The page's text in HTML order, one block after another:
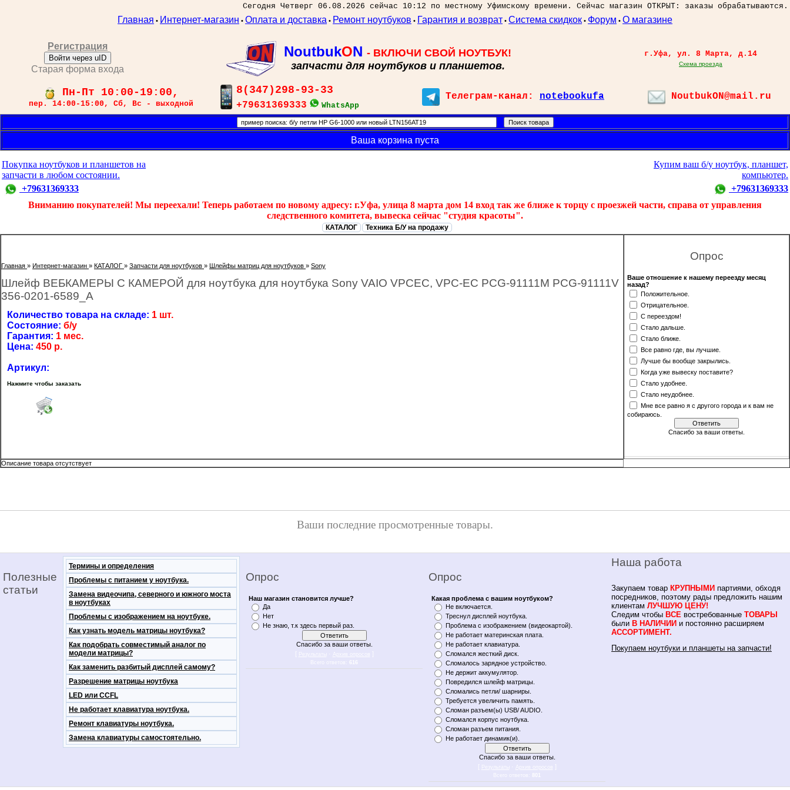
Сегодня Четверг 06.08.2026 сейчас 10:12 по местному Уфимскому времени. Сейчас магазин ОТКРЫТ: заказы обрабатываются.
Главная • Интернет-магазин • Оплата и доставка • Ремонт ноутбуков • Гарантия и возврат • Система скидкок • Форум • О магазине
Регистрация
Войти через uID
Старая форма входа
NoutbukON - ВКЛЮЧИ СВОЙ НОУТБУК!
запчасти для ноутбуков и планшетов.
г.Уфа, ул. 8 Марта, д.14
Схема проезда
Пн-Пт 10:00-19:00,
пер. 14:00-15:00, Сб, Вс - выходной
8(347)298-93-33
+79631369333 WhatsApp
Телеграм-канал: notebookufa NoutbukON@mail.ru
Ваша корзина пуста
Покупка ноутбуков и планшетов на
запчасти в любом состоянии.
+79631369333
Купим ваш б/у ноутбук, планшет,
компьютер.
+79631369333
Вниманию покупателей! Мы переехали! Теперь работаем по новому адресу: г.Уфа, улица 8 марта дом 14 вход так же ближе к торцу с проезжей части, справа от управления
следственного комитета, вывеска сейчас "студия красоты".
КАТАЛОГ Техника Б/У на продажу
Главная » Интернет-магазин » КАТАЛОГ » Запчасти для ноутбуков » Шлейфы матриц для ноутбуков » Sony
Шлейф ВЕБКАМЕРЫ С КАМЕРОЙ для ноутбука для ноутбука Sony VAIO VPCEC, VPC-EC PCG-91111M PCG-91111V
356-0201-6589_A
Количество товара на складе: 1 шт.
Состояние: б/у
Гарантия: 1 мес.
Цена: 450 р.
Артикул:
Нажмите чтобы заказать
Опрос
Ваше отношение к нашему переезду месяц
назад?
Положительное.
Отрицательное.
С переездом!
Стало дальше.
Стало ближе.
Все равно где, вы лучшие.
Лучше бы вообще закрылись.
Когда уже вывеску поставите?
Стало удобнее.
Стало неудобнее.
Мне все равно я с другого города и к вам не
собираюсь.
Спасибо за ваши ответы.
Описание товара отсутствует
Ваши последние просмотренные товары.
Полезные
статьи
Термины и определения
Проблемы с питанием у ноутбука.
Замена видеочипа, северного и южного моста
в ноутбуках
Проблемы с изображением на ноутбуке.
Как узнать модель матрицы ноутбука?
Как подобрать совместимый аналог по
модели матрицы?
Как заменить разбитый дисплей самому?
Разрешение матрицы ноутбука
LED или CCFL
Не работает клавиатура ноутбука.
Ремонт клавиатуры ноутбука.
Замена клавиатуры самостоятельно.
Опрос
Наш магазин становится лучше?
Да
Нет
Не знаю, т.к здесь первый раз.
Спасибо за ваши ответы.
616
Опрос
Какая проблема с вашим ноутбуком?
Не включается.
Треснул дисплей ноутбука.
Проблема с изображением (видеокартой).
Не работает материнская плата.
Не работает клавиатура.
Сломался жесткий диск.
Сломалось зарядное устройство.
Не держит аккумулятор.
Повредился шлейф матрицы.
Сломались петли/ шарниры.
Требуется увеличить память.
Сломан разъем(ы) USB/ AUDIO.
Сломался корпус ноутбука.
Сломан разъем питания.
Не работает динамик(и).
Спасибо за ваши ответы.
801
Наша работа
Закупаем товар КРУПНЫМИ партиями, обходя
посредников, поэтому рады предложить нашим
клиентам ЛУЧШУЮ ЦЕНУ!
Следим чтобы ВСЕ востребованные ТОВАРЫ
были В НАЛИЧИИ и постоянно расширяем
АССОРТИМЕНТ.
Покупаем ноутбуки и планшеты на запчасти!